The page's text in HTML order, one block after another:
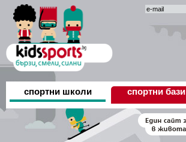
спортни школи спортни бази